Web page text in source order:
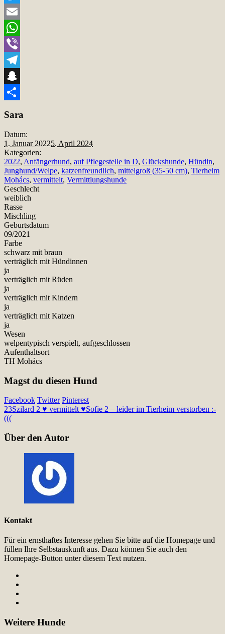
Twitter
Email
WhatsApp
Viber
Telegram
Snapchat
Sara
Datum:
1. Januar 20225. April 2024
Kategorien:
2022, Anfängerhund, auf Pflegestelle in D, Glückshunde, Hündin,
Junghund/Welpe, katzenfreundlich, mittelgroß (35-50 cm), Tierheim
Mohács, vermittelt, Vermittlungshunde
Geschlecht
weiblich
Rasse
Mischling
Geburtsdatum
09/2021
Farbe
schwarz mit braun
verträglich mit Hündinnen
ja
verträglich mit Rüden
ja
verträglich mit Kindern
ja
verträglich mit Katzen
ja
Wesen
welpentypisch verspielt, aufgeschlossen
Aufenthaltsort
TH Mohács
Magst du diesen Hund
Facebook Twitter Pinterest
23Szilard 2 ♥ vermittelt ♥Sofie 2 – leider im Tierheim verstorben :-
(((
Über den Autor
Kontakt
Für ein ernsthaftes Interesse gehen Sie bitte auf die Homepage und
füllen Ihre Selbstauskunft aus. Dazu können Sie auch den
Homepage-Button unter diesem Text nutzen.
Weitere Hunde